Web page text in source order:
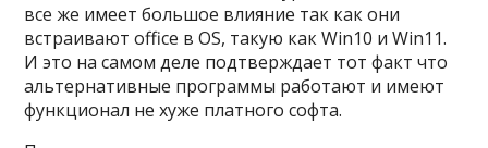
все же имеет большое влияние так как они
встраивают office в OS, такую как Win10 и Win11.
И это на самом деле подтверждает тот факт что
альтернативные программы работают и имеют
функционал не хуже платного софта.